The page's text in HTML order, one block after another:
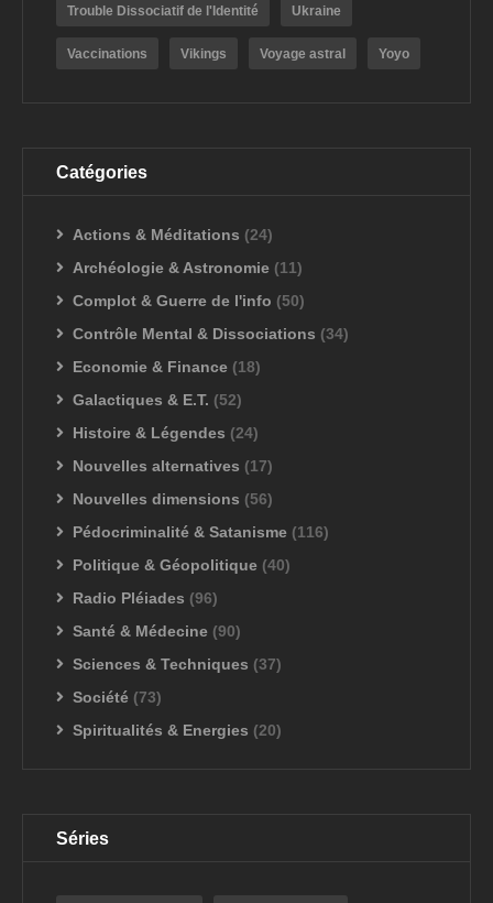
Trouble Dissociatif de l'Identité Ukraine
Vaccinations Vikings Voyage astral Yoyo
Catégories
Actions & Méditations (24)
Archéologie & Astronomie (11)
Complot & Guerre de l'info (50)
Contrôle Mental & Dissociations (34)
Economie & Finance (18)
Galactiques & E.T. (52)
Histoire & Légendes (24)
Nouvelles alternatives (17)
Nouvelles dimensions (56)
Pédocriminalité & Satanisme (116)
Politique & Géopolitique (40)
Radio Pléiades (96)
Santé & Médecine (90)
Sciences & Techniques (37)
Société (73)
Spiritualités & Energies (20)
Séries